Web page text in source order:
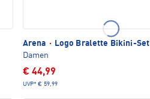
Arena ·
Logo Bralette Bikini-Set
Damen
€ 44,99
UVP* € 59,99